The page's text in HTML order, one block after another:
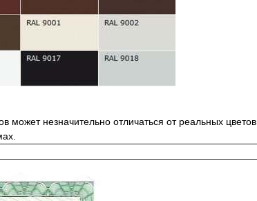
незначительно отличаться от реальных цветов.